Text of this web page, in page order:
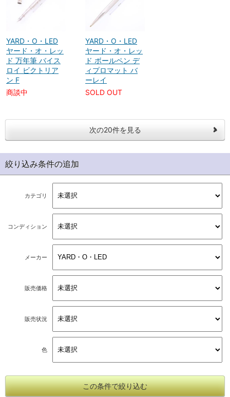
YARD・O・LED
ヤード・オ・レッ
ド 万年筆 バイス
ロイ ビクトリア
ン F
商談中
YARD・O・LED
ヤード・オ・レッ
ド ボールペン デ
ィプロマット バ
ーレイ
SOLD OUT
次の20件を見る
絞り込み条件の追加
カテゴリ
コンディション
メーカー
販売価格
販売状況
色
この条件で絞り込む